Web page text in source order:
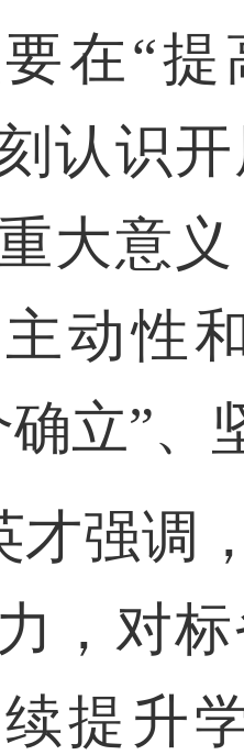
在“
认识
大意
动性
立”、
才强调
，对
提升